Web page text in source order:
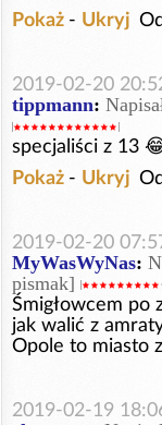
Pokaż - Ukryj
2019-02-20
tippmann:
specjaliści z 13
Pokaż - Ukryj
2019-02-20
MyWasWyNas:
pismak]
Śmigłowcem po
jak walić z
Opole to miasto
2019-02-19